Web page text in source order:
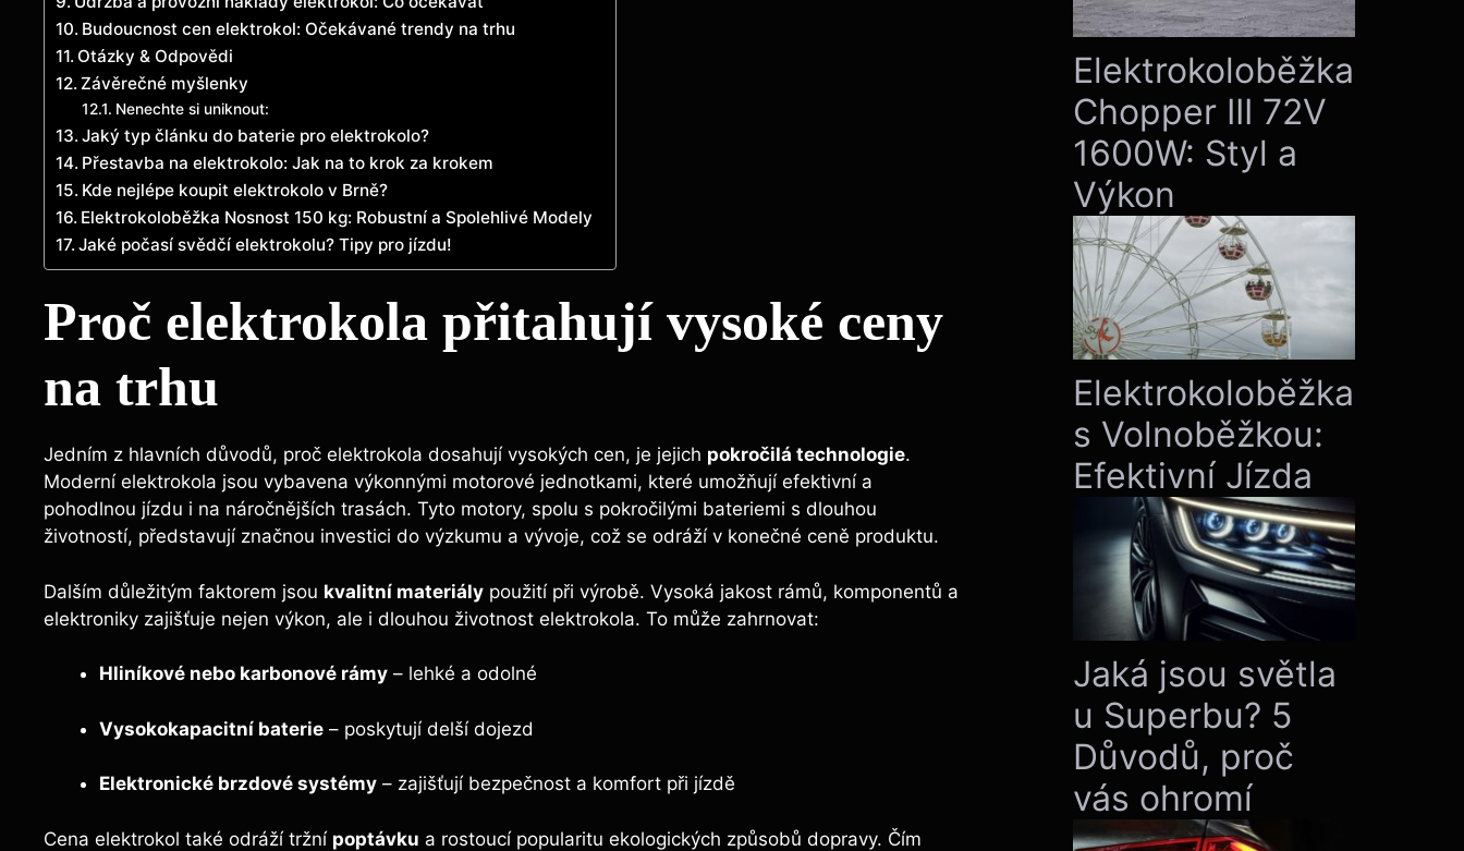
Budoucnost cen elektrokol: Očekávané trendy na trhu
Otázky & Odpovědi
Závěrečné myšlenky
Nenechte si uniknout:
Jaký typ článku do baterie pro elektrokolo?
Přestavba na elektrokolo: Jak na to krok za krokem
Kde nejlépe koupit elektrokolo v Brně?
Elektrokoloběžka Nosnost 150 kg: Robustní a Spolehlivé Modely
Jaké počasí svědčí elektrokolu? Tipy pro jízdu!
Proč elektrokola přitahují vysoké ceny
na trhu
Jedním z hlavních důvodů, proč elektrokola dosahují vysokých cen, je jejich pokročilá technologie.
Moderní elektrokola jsou vybavena výkonnými motorové jednotkami, které umožňují efektivní a
pohodlnou jízdu i na náročnějších trasách. Tyto motory, spolu s pokročilými bateriemi s dlouhou
životností, představují značnou investici do výzkumu a vývoje, což se odráží v konečné ceně produktu.
Dalším důležitým faktorem jsou kvalitní materiály použití při výrobě. Vysoká jakost rámů, komponentů a
elektroniky zajišťuje nejen výkon, ale i dlouhou životnost elektrokola. To může zahrnovat:
Hliníkové nebo karbonové rámy – lehké a odolné
Vysokokapacitní baterie – poskytují delší dojezd
Elektronické brzdové systémy – zajišťují bezpečnost a komfort při jízdě
Cena elektrokol také odráží tržní poptávku a rostoucí popularitu ekologických způsobů dopravy. Čím
Elektrokoloběžka
Chopper III 72V
1600W: Styl a
Výkon
Elektrokoloběžka
s Volnoběžkou:
Efektivní Jízda
Jaká jsou světla
u Superbu? 5
Důvodů, proč
vás ohromí